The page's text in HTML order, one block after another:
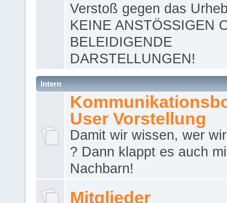
Verstoß gegen das
KEINE ANSTÖSSIGEN
BELEIDIGENDE
DARSTELLUNGEN!
Intern
User Vorstellung
Damit wir wissen, wer
? Dann klappt es auch
Nachbarn!
Mitglieder